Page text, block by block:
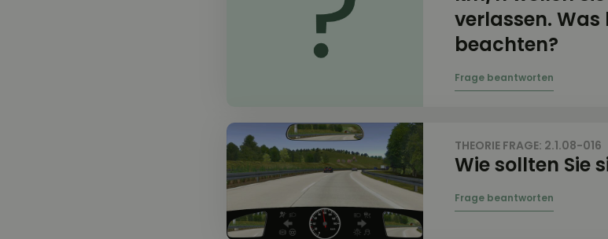
verlassen. Was
beachten?
THEORIE FRAGE: 2.1.08-016
Wie sollten Sie